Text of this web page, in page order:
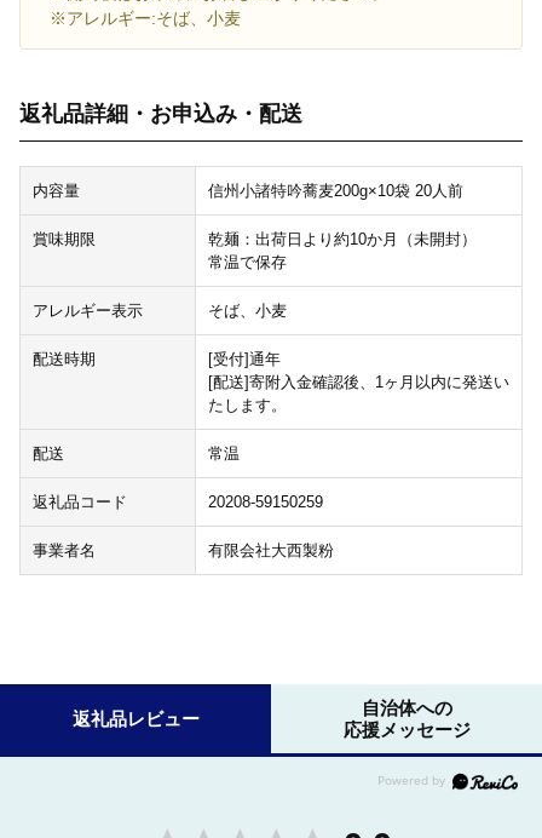
※アレルギー:そば、小麦
返礼品詳細・お申込み・配送
内容量 信州小諸特吟蕎麦200g×10袋 20人前
賞味期限
乾麺：出荷日より約10か月（未開封）
常温で保存
アレルギー表示 そば、小麦
配送時期
[受付]通年
[配送]寄附入金確認後、1ヶ月以内に発送い
たします。
配送 常温
返礼品コード 20208-59150259
事業者名 有限会社大西製粉
返礼品レビュー
自治体への
応援メッセージ